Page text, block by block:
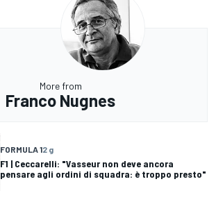
More from
Franco Nugnes
FORMULA 12 g
F1 | Ceccarelli: "Vasseur non deve ancora
pensare agli ordini di squadra: è troppo presto"